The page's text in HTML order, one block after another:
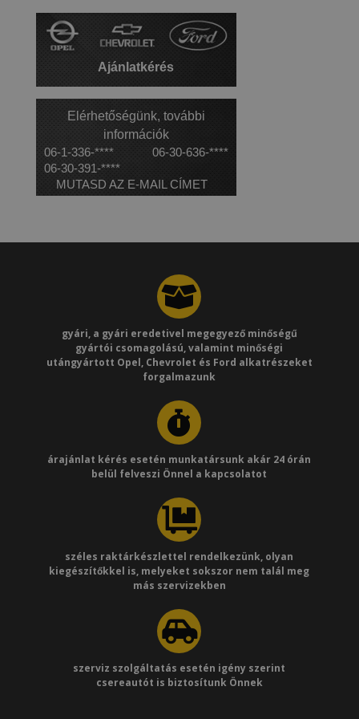
Ajánlatkérés
Elérhetőségünk, további
információk
06-1-336-****
06-30-636-****
06-30-391-****
MUTASD AZ E-MAIL CÍMET
gyári, a gyári eredetivel megegyező minőségű
gyártói csomagolású, valamint minőségi
utángyártott Opel, Chevrolet és Ford alkatrészeket
forgalmazunk
árajánlat kérés esetén munkatársunk akár 24 órán
belül felveszi Önnel a kapcsolatot
széles raktárkészlettel rendelkezünk, olyan
kiegészítőkkel is, melyeket sokszor nem talál meg
más szervizekben
szerviz szolgáltatás esetén igény szerint
csereautót is biztosítunk Önnek